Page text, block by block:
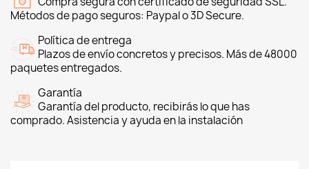
Métodos de pago seguros: Paypal o 3D Secure.
Política de entrega
Plazos de envío concretos y precisos. Más de 48000
paquetes entregados.
Garantía
Garantía del producto, recibirás lo que has
comprado. Asistencia y ayuda en la instalación